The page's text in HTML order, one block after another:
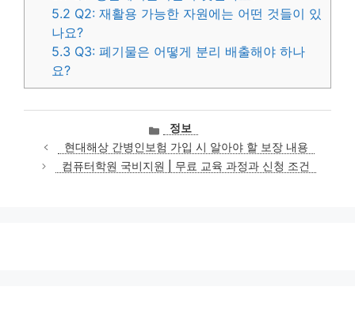
5.2 Q2: 재활용 가능한 자원에는 어떤 것들이 있
나요?
5.3 Q3: 폐기물은 어떻게 분리 배출해야 하나
요?
카
테
고
리
정보
현대해상 간병인보험 가입 시 알아야 할 보장 내용
컴퓨터학원 국비지원 | 무료 교육 과정과 신청 조건